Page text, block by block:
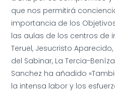
que nos permitirá
importancia de los
las aulas de los centros de
Teruel, Jesucristo
del Sabinar, La Tercia-
Sanchez ha añadido
la intensa labor y los